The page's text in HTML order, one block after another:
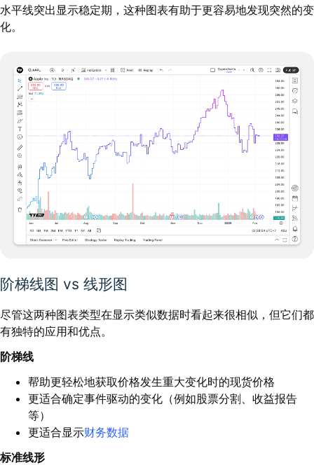
水平线突出显示稳定期，这种图表有助于更容易地发现突然的变
化。
阶梯线图 vs 线形图
尽管这两种图表类型在显示类似数据时看起来很相似，但它们都
有独特的应用和优点。
阶梯线
帮助更轻松地获取价格发生重大变化时的现货价格
更适合确定事件驱动的变化（例如股票分割、收益报告
等）
更适合显示财务数据
标准线形